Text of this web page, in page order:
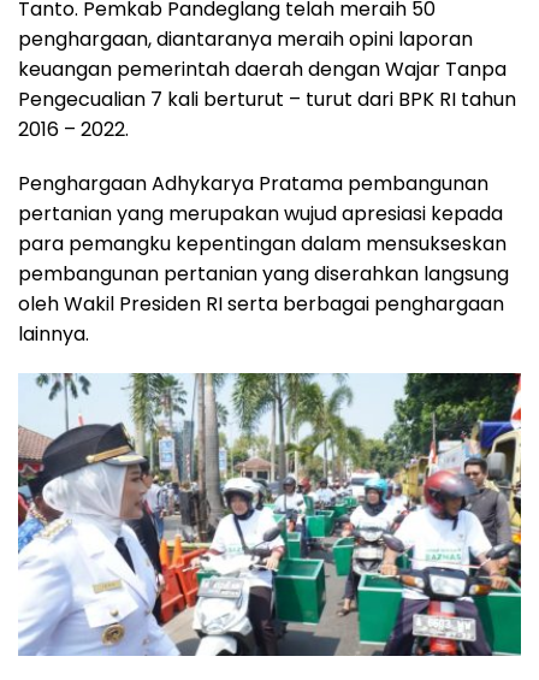
Tanto. Pemkab Pandeglang telah meraih 50
penghargaan, diantaranya meraih opini laporan
keuangan pemerintah daerah dengan Wajar Tanpa
Pengecualian 7 kali berturut – turut dari BPK RI tahun
2016 – 2022.
Penghargaan Adhykarya Pratama pembangunan
pertanian yang merupakan wujud apresiasi kepada
para pemangku kepentingan dalam mensukseskan
pembangunan pertanian yang diserahkan langsung
oleh Wakil Presiden RI serta berbagai penghargaan
lainnya.